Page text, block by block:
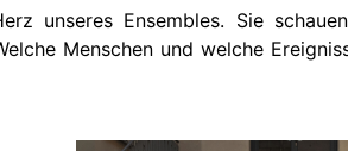
unseres Ensembles. Sie
Menschen und welche